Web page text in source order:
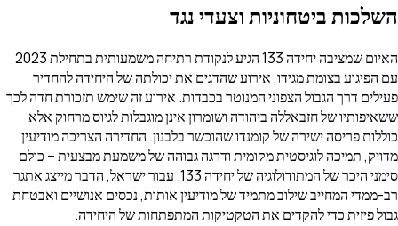
השלכות ביטחוניות וצעדי נגד
האיום שמציבה יחידה 133 הגיע לנקודת רתיחה משמעותית בתחילת 2023
עם הפיגוע בצומת מגידו, אירוע שהדגים את יכולתה של היחידה להחדיר
פעילים דרך הגבול הצפוני המנוטר בכבדות. אירוע זה שימש תזכורת חדה לכך
ששאיפותיו של חזבאללה ביהודה ושומרון אינן מוגבלות לגיוס מרחוק אלא
כוללות פריסה ישירה של קומנדו שהוכשר בלבנון. החדירה הצריכה מודיעין
מדויק, תמיכה לוגיסטית מקומית ודרגה גבוהה של משמעת מבצעית – כולם
סימני היכר של המתודולוגיה של יחידה 133. עבור ישראל, הדבר מייצג אתגר
רב-ממדי המחייב שילוב מתמיד של מודיעין אותות, נכסים אנושיים ואבטחת
גבול פיזית כדי להקדים את הטקטיקות המתפתחות של היחידה.